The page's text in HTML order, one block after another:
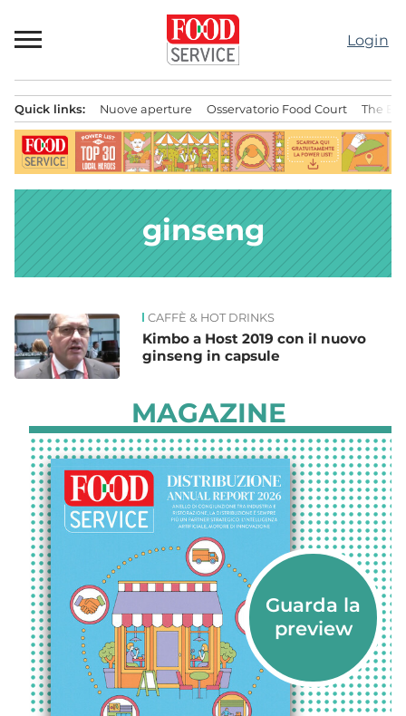
al
contenuto
Login
principale
Quick links: Nuove aperture Osservatorio Food Court The
ginseng
News CAFFÈ & HOT DRINKS
Kimbo a Host 2019 con il nuovo
ginseng in capsule
MAGAZINE